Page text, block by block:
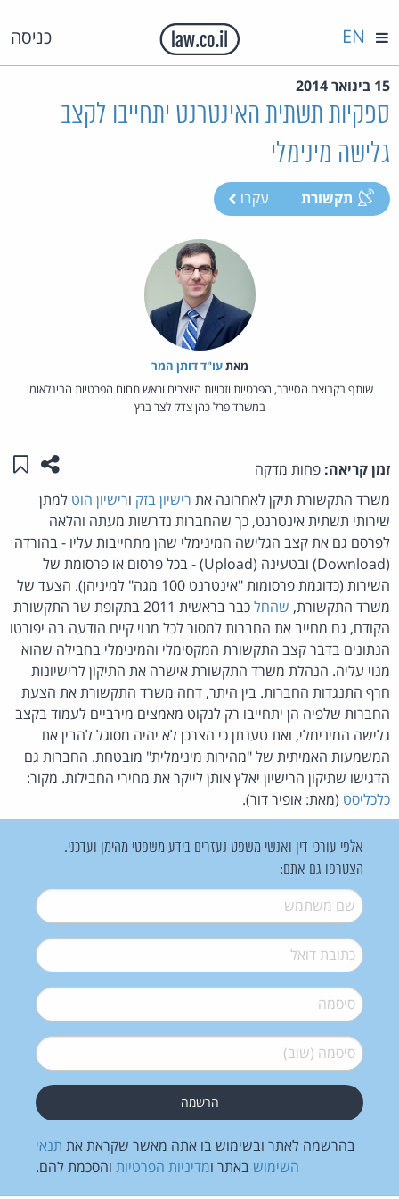
כניסה EN
15 בינואר 2014
ספקיות תשתית האינטרנט יתחייבו לקצב
גלישה מינימלי
תקשורת עקבו
מאת‏עו"ד דותן המר
שותף בקבוצת הסייבר, הפרטיות וזכויות היוצרים וראש תחום הפרטיות הבינלאומי
במשרד פרל כהן צדק לצר ברץ
זמן קריאה: פחות מדקה שתפו
משרד התקשורת תיקן לאחרונה את רישיון בזק ורישיון הוט למתן
שירותי תשתית אינטרנט, כך שהחברות נדרשות מעתה והלאה
לפרסם גם את קצב הגלישה המינימלי שהן מתחייבות עליו - בהורדה
(Download) ובטעינה (Upload) - בכל פרסום או פרסומת של
השירות (כדוגמת פרסומות "אינטרנט 100 מגה" למיניהן). הצעד של
משרד התקשורת, שהחל
כבר בראשית 2011 בתקופת שר התקשורת
הקודם, גם מחייב את החברות למסור לכל מנוי קיים הודעה בה יפורטו
הנתונים בדבר קצב התקשורת המקסימלי והמינימלי בחבילה שהוא
מנוי עליה. הנהלת משרד התקשורת אישרה את התיקון לרישיונות
חרף התנגדות החברות. בין היתר, דחה משרד התקשורת את הצעת
החברות שלפיה הן יתחייבו רק לנקוט מאמצים מירביים לעמוד בקצב
גלישה המינימלי, ואת טענתן כי הצרכן לא יהיה מסוגל להבין את
המשמעות האמיתית של "מהירות מינימלית" מובטחת. החברות גם
הדגישו שתיקון הרישיון יאלץ אותן לייקר את מחירי החבילות. מקור:
כלכליסט (מאת: אופיר דור).
אלפי עורכי דין ואנשי משפט נעזרים בידע משפטי מהימן ועדכני.
הצטרפו גם אתם:
שם משתמש*
דואל*
סיסמה*
סיסמה (שוב)*
בהרשמה לאתר ובשימוש בו אתה מאשר שקראת את תנאי
השימוש באתר ומדיניות הפרטיות והסכמת להם.